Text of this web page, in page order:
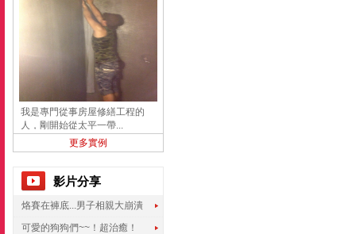
我是專門從事房屋修繕工程的
人，剛開始從太平一帶...
更多實例
影片分享
烙賽在褲底...男子相親大崩潰
可愛的狗狗們~~！超治癒！